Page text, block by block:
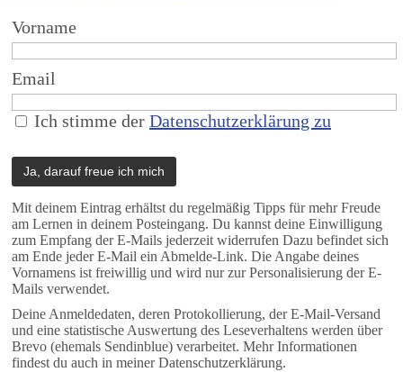
Vorname
Email
Ich stimme der Datenschutzerklärung zu
Mit deinem Eintrag erhältst du regelmäßig Tipps für mehr Freude
am Lernen in deinem Posteingang. Du kannst deine Einwilligung
zum Empfang der E-Mails jederzeit widerrufen Dazu befindet sich
am Ende jeder E-Mail ein Abmelde-Link. Die Angabe deines
Vornamens ist freiwillig und wird nur zur Personalisierung der E-
Mails verwendet.
Deine Anmeldedaten, deren Protokollierung, der E-Mail-Versand
und eine statistische Auswertung des Leseverhaltens werden über
Brevo (ehemals Sendinblue) verarbeitet. Mehr Informationen
findest du auch in meiner Datenschutzerklärung.